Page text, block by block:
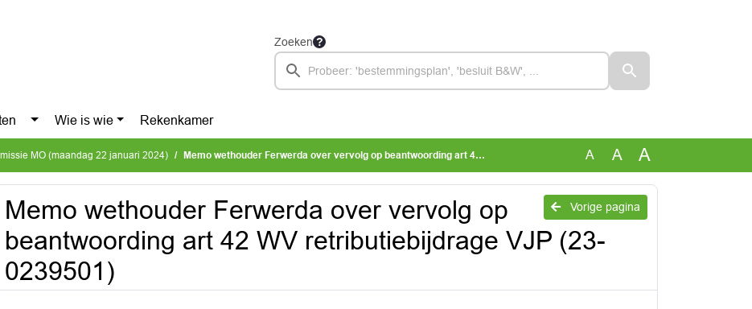
Zoeken
Wie is wie Rekenkamer
MO (maandag 22 januari 2024) Memo wethouder Ferwerda over vervolg op beantwoording art 42 WV retributiebijdrage VJP (23-0239501) A A A
Vorige pagina
Memo wethouder Ferwerda over vervolg op
beantwoording art 42 WV retributiebijdrage VJP (23-
0239501)